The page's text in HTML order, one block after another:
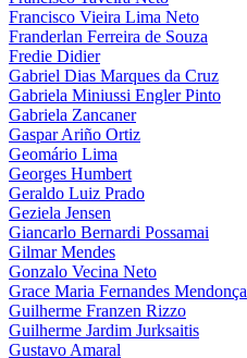
Francisco Vieira Lima Neto
Franderlan Ferreira de Souza
Fredie Didier
Gabriel Dias Marques da Cruz
Gabriela Miniussi Engler Pinto
Gabriela Zancaner
Gaspar Ariño Ortiz
Geomário Lima
Georges Humbert
Geraldo Luiz Prado
Geziela Jensen
Giancarlo Bernardi Possamai
Gilmar Mendes
Gonzalo Vecina Neto
Grace Maria Fernandes Mendonça
Guilherme Franzen Rizzo
Guilherme Jardim Jurksaitis
Gustavo Amaral